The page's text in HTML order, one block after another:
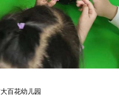
百花幼儿园